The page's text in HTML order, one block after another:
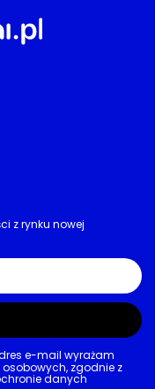
z rynku nowej
e-mail wyrażam
zgodnie z
danych